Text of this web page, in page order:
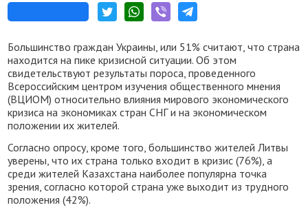
Большинство граждан Украины, или 51% считают, что страна
находится на пике кризисной ситуации. Об этом
свидетельствуют результаты пороса, проведенного
Всероссийским центром изучения общественного мнения
(ВЦИОМ) относительно влияния мирового экономического
кризиса на экономиках стран СНГ и на экономическом
положении их жителей.
Согласно опросу, кроме того, большинство жителей Литвы
уверены, что их страна только входит в кризис (76%), а
среди жителей Казахстана наиболее популярна точка
зрения, согласно которой страна уже выходит из трудного
положения (42%).